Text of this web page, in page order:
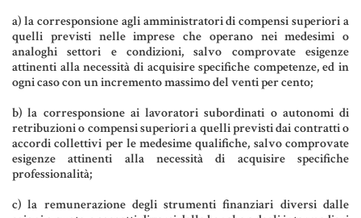
PATTO DI FAMIGLIA
TRUST E AFFIDAMENTO FIDUCIARIO
Aziende e società
a) la corresponsione agli amministratori di compensi superiori a
quelli previsti nelle imprese che operano nei medesimi o
analoghi settori e condizioni, salvo comprovate esigenze
attinenti alla necessità di acquisire specifiche competenze, ed in
ogni caso con un incremento massimo del venti per cento;
b) la corresponsione ai lavoratori subordinati o autonomi di
retribuzioni o compensi superiori a quelli previsti dai contratti o
accordi collettivi per le medesime qualifiche, salvo comprovate
esigenze attinenti alla necessità di acquisire specifiche
professionalità;
c) la remunerazione degli strumenti finanziari diversi dalle